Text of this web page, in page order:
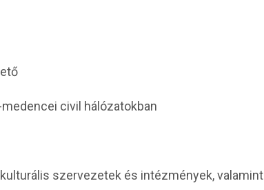
civil hálózatokban
szervezetek és intézmények,valamint